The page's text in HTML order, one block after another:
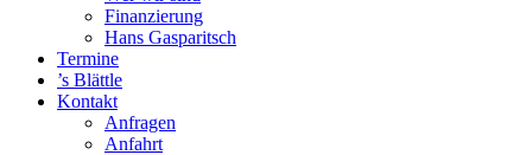
Finanzierung
Hans Gasparitsch
Termine
’s Blättle
Kontakt
Anfragen
Anfahrt